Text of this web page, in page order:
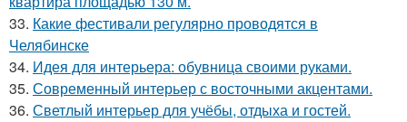
33. Какие фестивали регулярно проводятся в
Челябинске
34. Идея для интерьера: обувница своими руками.
35. Современный интерьер с восточными акцентами.
36. Светлый интерьер для учёбы, отдыха и гостей.